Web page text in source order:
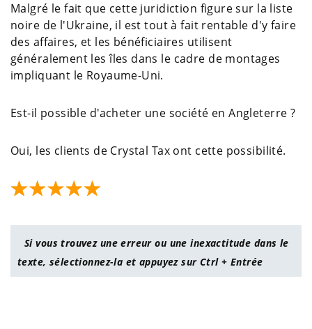
Malgré le fait que cette juridiction figure sur la liste
noire de l'Ukraine, il est tout à fait rentable d'y faire
des affaires, et les bénéficiaires utilisent
généralement les îles dans le cadre de montages
impliquant le Royaume-Uni.
Est-il possible d'acheter une société en Angleterre ?
Oui, les clients de Crystal Tax ont cette possibilité.
Si vous trouvez une erreur ou une inexactitude dans le
texte, sélectionnez-la et appuyez sur Ctrl + Entrée